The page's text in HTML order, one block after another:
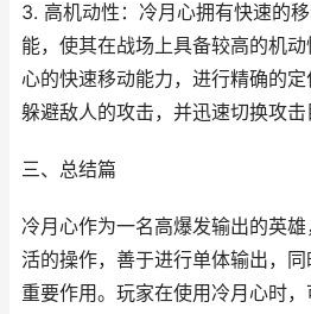
3. 高机动性：冷月心拥有快速的
能，使其在战场上具备较高的机
心的快速移动能力，进行精确的
躲避敌人的攻击，并迅速切换攻击
三、总结篇
冷月心作为一名高爆发输出的英
活的操作，善于进行单体输出，
重要作用。玩家在使用冷月心时